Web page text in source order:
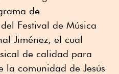
de
Festival de Música
Jiménez, el cual
de calidad para
la comunidad de Jesús